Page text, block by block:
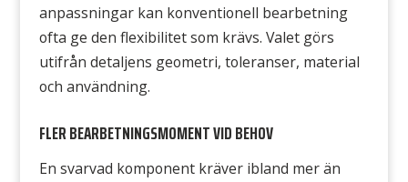
anpassningar kan konventionell bearbetning
ofta ge den flexibilitet som krävs. Valet görs
utifrån detaljens geometri, toleranser, material
och användning.
FLER BEARBETNINGSMOMENT VID BEHOV
En svarvad komponent kräver ibland mer än